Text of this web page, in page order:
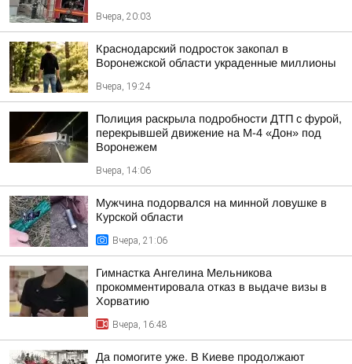
Вчера, 20:03
Краснодарский подросток закопал в
Воронежской области украденные миллионы
Вчера, 19:24
Полиция раскрыла подробности ДТП с фурой,
перекрывшей движение на М-4 «Дон» под
Воронежем
Вчера, 14:06
Мужчина подорвался на минной ловушке в
Курской области
Вчера, 21:06
Гимнастка Ангелина Мельникова
прокомментировала отказ в выдаче визы в
Хорватию
Вчера, 16:48
Да помогите уже. В Киеве продолжают